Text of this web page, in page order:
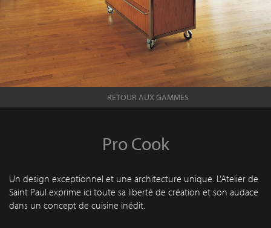
RETOUR AUX GAMMES
Pro Cook
Un design exceptionnel et une architecture unique. L’Atelier de
Saint Paul exprime ici toute sa liberté de création et son audace
dans un concept de cuisine inédit.